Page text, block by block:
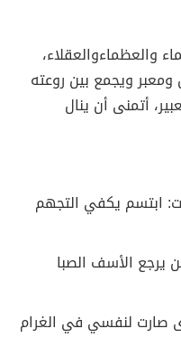
والعظماءوالعقلاء،
ويجمع بين روعته
أتمنى أن ينال
ابتسم يكفي التجهم
يرجع الأسف الصبا
صارت لنفسي في الغرام